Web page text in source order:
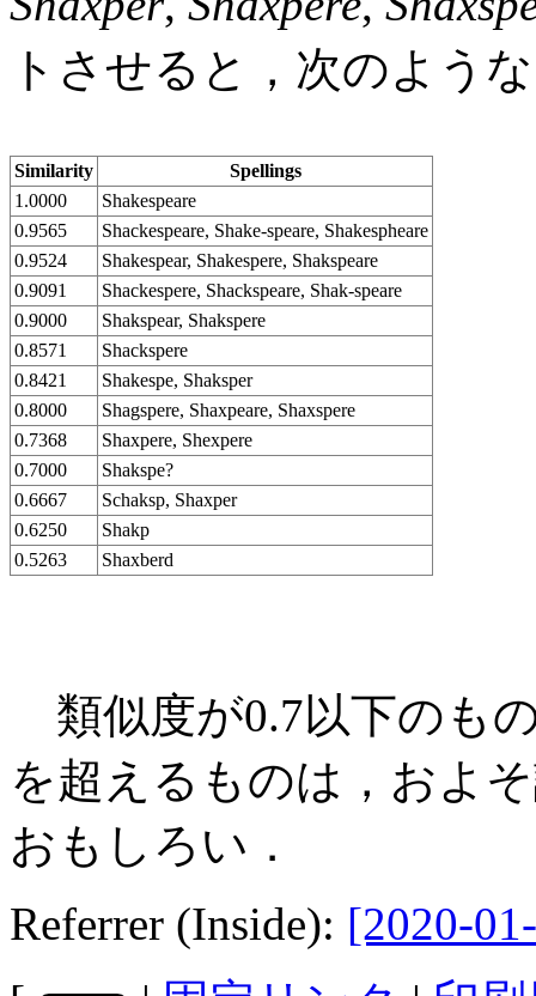
トさせると，次のよう
Similarity
Spellings
1.0000
Shakespeare
0.9565
Shackespeare, Shake-speare, Shakespheare
0.9524
Shakespear, Shakespere, Shakspeare
0.9091
Shackespere, Shackspeare, Shak-speare
0.9000
Shakspear, Shakspere
0.8571
Shackspere
0.8421
Shakespe, Shaksper
0.8000
Shagspere, Shaxpeare, Shaxspere
0.7368
Shaxpere, Shexpere
0.7000
Shakspe?
0.6667
Schaksp, Shaxper
0.6250
Shakp
0.5263
Shaxberd
類似度が0.7以下のも
を超えるものは，およ
おもしろい．
Referrer (Inside): [2020-